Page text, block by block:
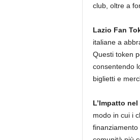
club, oltre a
Lazio Fan
italiane a
Questi token
consentendo
biglietti e
L’Impatto
modo in cui i
finanziamento